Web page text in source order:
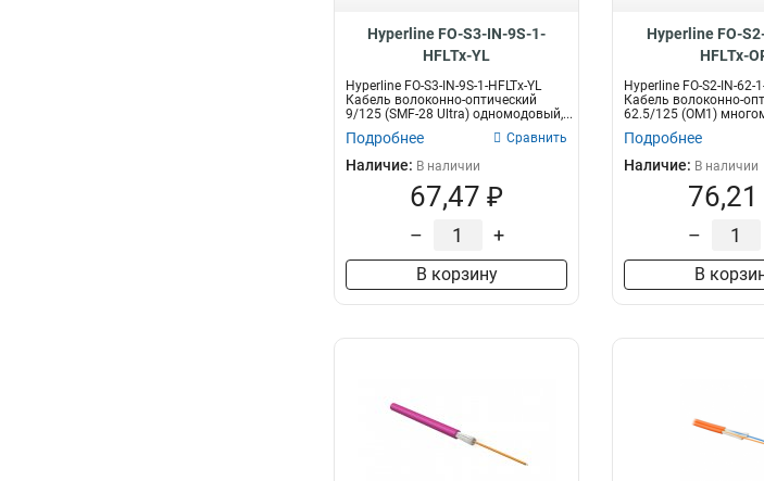
Hyperline FO-S3-IN-9S-1-
HFLTx-YL
Hyperline FO-S3-IN-9S-1-HFLTx-YL
Кабель волоконно-оптический
9/125 (SMF-28 Ultra) одномодовый,...
Подробнее Сравнить
Наличие: В наличии
67,47 ₽
– +
В корзину
Hyperline FO-
HFLTx-
Hyperline FO-S2-IN-62-
Кабель волоконно-
62.5/125 (OM1)
Подробнее
Наличие: В наличии
76,21
–
В